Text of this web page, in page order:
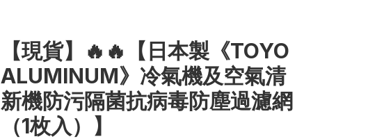
【現貨】🔥🔥【日本製《TOYO
ALUMINUM》冷氣機及空氣清
新機防污隔菌抗病毒防塵過濾網
（1枚入）】